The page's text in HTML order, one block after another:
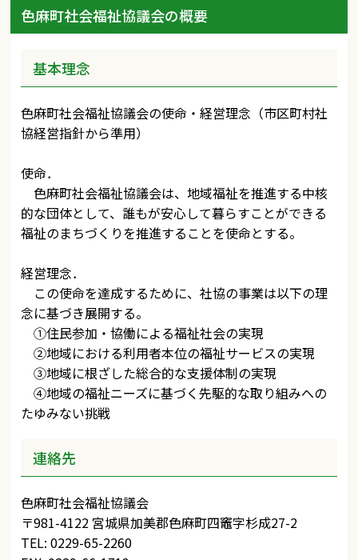
色麻町社会福祉協議会の概要
基本理念
色麻町社会福祉協議会の使命・経営理念（市区町村社
協経営指針から準用）
使命．
色麻町社会福祉協議会は、地域福祉を推進する中核
的な団体として、誰もが安心して暮らすことができる
福祉のまちづくりを推進することを使命とする。
経営理念．
この使命を達成するために、社協の事業は以下の理
念に基づき展開する。
①住民参加・協働による福祉社会の実現
②地域における利用者本位の福祉サービスの実現
③地域に根ざした総合的な支援体制の実現
④地域の福祉ニーズに基づく先駆的な取り組みへの
たゆみない挑戦
連絡先
色麻町社会福祉協議会
〒981-4122 宮城県加美郡色麻町四竈字杉成27-2
TEL: 0229-65-2260